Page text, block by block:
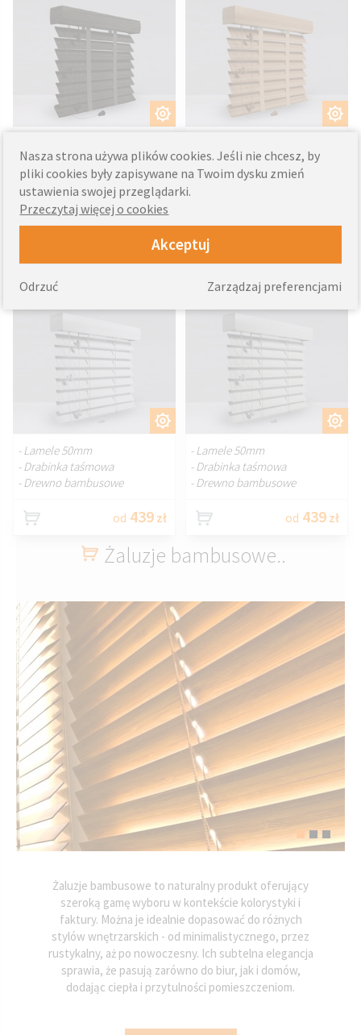
DOSTOSUJ.
- Drabinka taśmowa
- Drewno bambusowe
od512zł
DOSTOSUJ.
- Drabinka taśmowa
- Drewno bambusowe
Żaluzje bambusowe
50 mm białe
- Lamele 50mm
- Drabinka taśmowa
- Drewno bambusowe
od 439 zł
Żaluzje bambusowe
50 mm perłowe
- Lamele 50mm
- Drabinka taśmowa
- Drewno bambusowe
od 439 zł
Żaluzje bambusowe..
Żaluzje bambusowe to naturalny produkt oferujący
szeroką gamę wyboru w kontekście kolorystyki i
faktury. Można je idealnie dopasować do różnych
stylów wnętrzarskich - od minimalistycznego, przez
rustykalny, aż po nowoczesny. Ich subtelna elegancja
sprawia, że pasują zarówno do biur, jak i domów,
dodając ciepła i przytulności pomieszczeniom.
Nasza strona używa plików cookies. Jeśli nie chcesz, by
pliki cookies były zapisywane na Twoim dysku zmień
ustawienia swojej przeglądarki.
Przeczytaj więcej o cookies
Akceptuj
Zarządzaj preferencjami
Odrzuć